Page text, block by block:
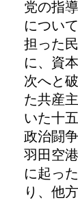
党の指
につい
担った
に、資
次へと
た共産
いた十
政治闘
羽田空
に起っ
り、他